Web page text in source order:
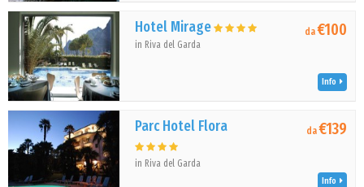
Hotel Mirage
in Riva del Garda
da€100
Info
Parc Hotel Flora
in Riva del Garda
da€139
Info